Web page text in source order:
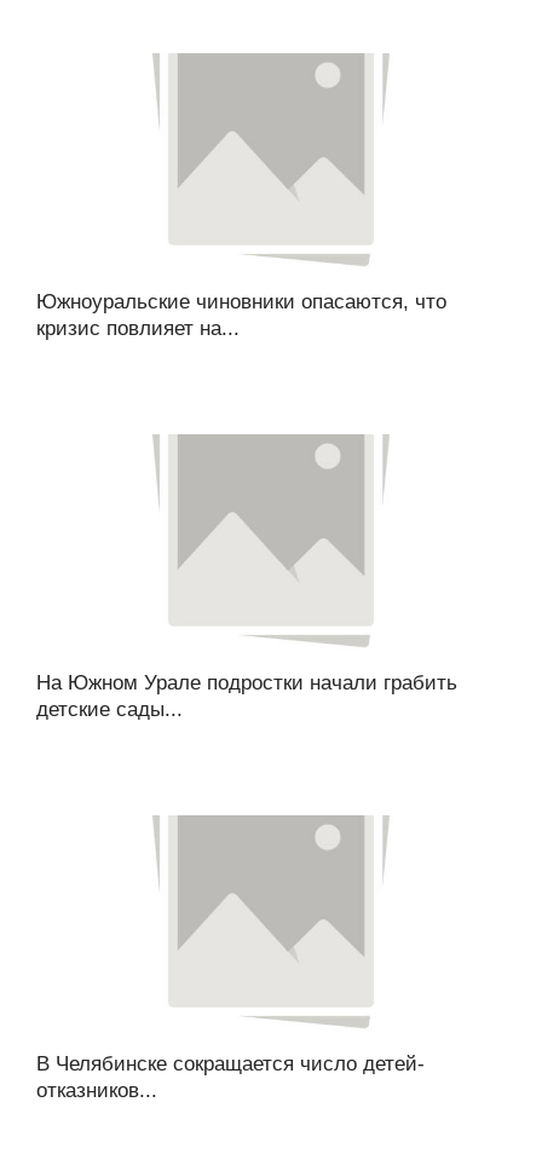
Южноуральские чиновники опасаются, что
кризис повлияет на...
На Южном Урале подростки начали грабить
детские сады...
В Челябинске сокращается число детей-
отказников...